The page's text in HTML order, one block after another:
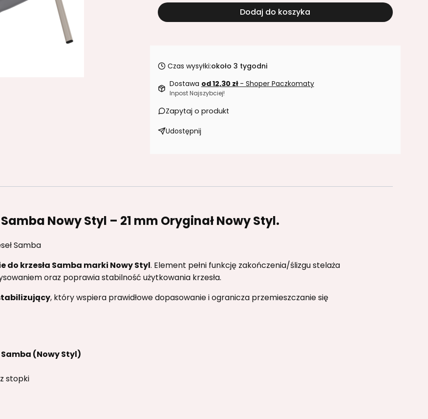
Dodaj do koszyka
Czas wysyłki:około 3 tygodni
Dostawa od 12,30 zł - Shoper Paczkomaty
Inpost Najszybciej!
Zapytaj o produkt
Udostępnij
Nowy Styl – 21 mm Oryginał Nowy Styl.
Samba
do krzesła Samba marki Nowy Styl. Element pełni funkcję zakończenia/ślizgu stelaża
oraz poprawia stabilność użytkowania krzesła.
, który wspiera prawidłowe dopasowanie i ogranicza przemieszczanie się
(Nowy Styl)
stopki